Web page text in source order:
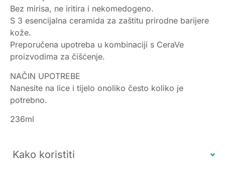
Bez mirisa, ne iritira i nekomedogeno.
S 3 esencijalna ceramida za zaštitu prirodne barijere
kože.
Preporučena upotreba u kombinaciji s CeraVe
proizvodima za čišćenje.
NAČIN UPOTREBE
Nanesite na lice i tijelo onoliko često koliko je
potrebno.
236ml
Kako koristiti